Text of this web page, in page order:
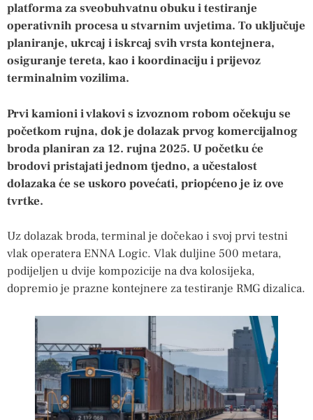
platforma za sveobuhvatnu obuku i testiranje
operativnih procesa u stvarnim uvjetima. To uključuje
planiranje, ukrcaj i iskrcaj svih vrsta kontejnera,
osiguranje tereta, kao i koordinaciju i prijevoz
terminalnim vozilima.
Prvi kamioni i vlakovi s izvoznom robom očekuju se
početkom rujna, dok je dolazak prvog komercijalnog
broda planiran za 12. rujna 2025. U početku će
brodovi pristajati jednom tjedno, a učestalost
dolazaka će se uskoro povećati, priopćeno je iz ove
tvrtke.
Uz dolazak broda, terminal je dočekao i svoj prvi testni
vlak operatera ENNA Logic. Vlak duljine 500 metara,
podijeljen u dvije kompozicije na dva kolosijeka,
dopremio je prazne kontejnere za testiranje RMG dizalica.